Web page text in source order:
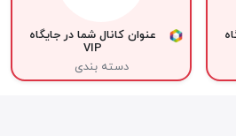
عنوان کانال شما در جایگاه
VIP
دسته بندی